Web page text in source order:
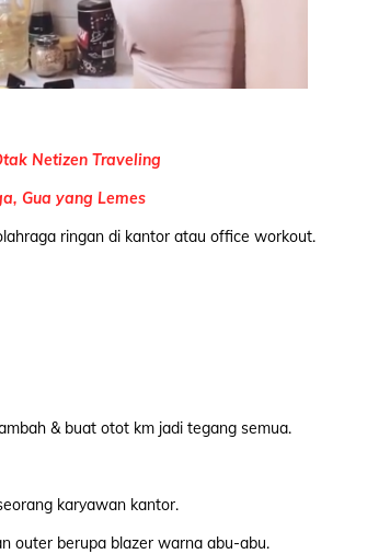
Netizen Traveling
Gua yang Lemes
ringan di kantor atau office workout.
& buat otot km jadi tegang semua.
karyawan kantor.
outer berupa blazer warna abu-abu.